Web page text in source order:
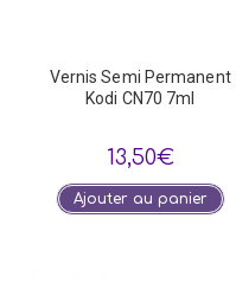
Vernis Semi Permanent
Kodi CN70 7ml
13,50€
Ajouter au panier